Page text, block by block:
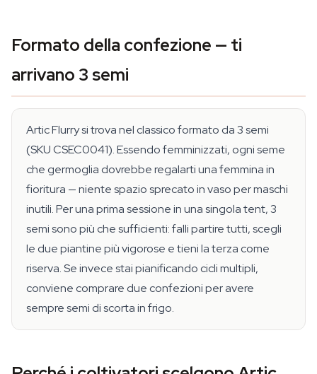
Formato della confezione — ti
arrivano 3 semi
Artic Flurry si trova nel classico formato da 3 semi
(SKU CSEC0041). Essendo femminizzati, ogni seme
che germoglia dovrebbe regalarti una femmina in
fioritura — niente spazio sprecato in vaso per maschi
inutili. Per una prima sessione in una singola tent, 3
semi sono più che sufficienti: falli partire tutti, scegli
le due piantine più vigorose e tieni la terza come
riserva. Se invece stai pianificando cicli multipli,
conviene comprare due confezioni per avere
sempre semi di scorta in frigo.